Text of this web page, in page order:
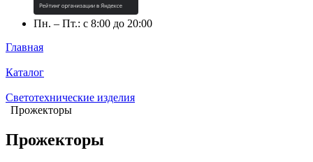
Пн. – Пт.: с 8:00 до 20:00
Главная
Каталог
Светотехнические изделия
Прожекторы
Прожекторы